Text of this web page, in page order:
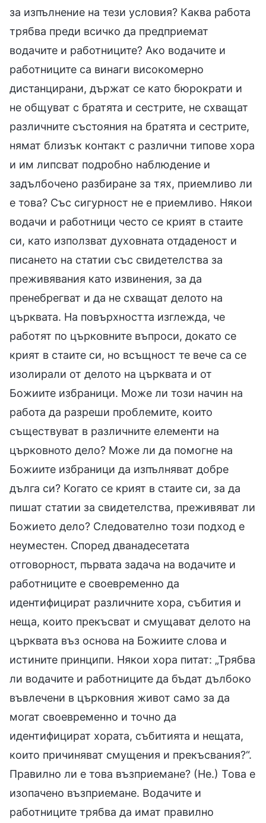
за изпълнение на тези условия? Каква работа
трябва преди всичко да предприемат
водачите и работниците? Ако водачите и
работниците са винаги високомерно
дистанцирани, държат се като бюрократи и
не общуват с братята и сестрите, не схващат
различните състояния на братята и сестрите,
нямат близък контакт с различни типове хора
и им липсват подробно наблюдение и
задълбочено разбиране за тях, приемливо ли
е това? Със сигурност не е приемливо. Някои
водачи и работници често се крият в стаите
си, като използват духовната отдаденост и
писането на статии със свидетелства за
преживявания като извинения, за да
пренебрегват и да не схващат делото на
църквата. На повърхността изглежда, че
работят по църковните въпроси, докато се
крият в стаите си, но всъщност те вече са се
изолирали от делото на църквата и от
Божиите избраници. Може ли този начин на
работа да разреши проблемите, които
съществуват в различните елементи на
църковното дело? Може ли да помогне на
Божиите избраници да изпълняват добре
дълга си? Когато се крият в стаите си, за да
пишат статии за свидетелства, преживяват ли
Божието дело? Следователно този подход е
неуместен. Според дванадесетата
отговорност, първата задача на водачите и
работниците е своевременно да
идентифицират различните хора, събития и
неща, които прекъсват и смущават делото на
църквата въз основа на Божиите слова и
истините принципи. Някои хора питат: „Трябва
ли водачите и работниците да бъдат дълбоко
въвлечени в църковния живот само за да
могат своевременно и точно да
идентифицират хората, събитията и нещата,
които причиняват смущения и прекъсвания?“.
Правилно ли е това възприемане? (Не.) Това е
изопачено възприемане. Водачите и
работниците трябва да имат правилно